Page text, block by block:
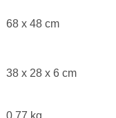
68 x 48 cm
38 x 28 x 6 cm
0.77 kg